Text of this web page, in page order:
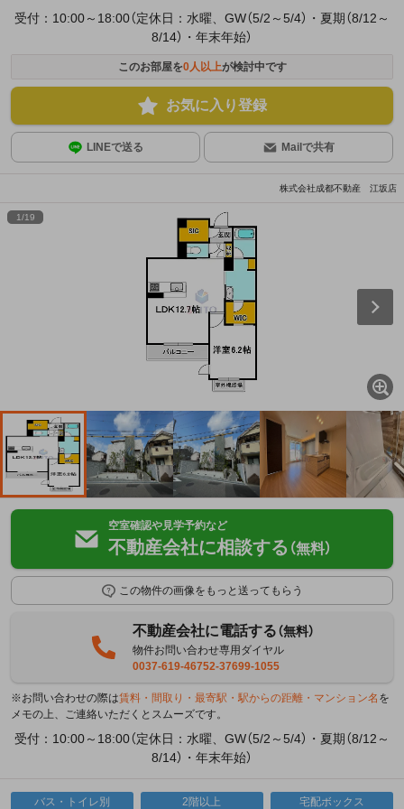
受付：10:00～18:00（定休日：水曜、GW（5/2～5/4）・夏期（8/12～
8/14）・年末年始）
このお部屋を0人以上が検討中です
お気に入り登録
LINEで送る Mailで共有
株式会社成都不動産 江坂店
1/19
空室確認や見学予約など
不動産会社に相談する （無料）
この物件の画像をもっと送ってもらう
不動産会社に電話する（無料）
物件お問い合わせ専用ダイヤル
0037-619-46752-37699-1055
※お問い合わせの際は賃料・間取り・最寄駅・駅からの距離・マンション名 を
メモの上、ご連絡いただくとスムーズです。
受付：10:00～18:00（定休日：水曜、GW（5/2～5/4）・夏期（8/12～
8/14）・年末年始）
バス・トイレ別 2階以上 宅配ボックス